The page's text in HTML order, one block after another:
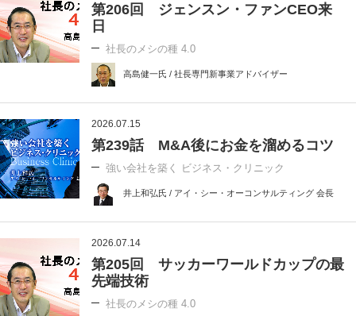
第206回 ジェンスン・ファンCEO来
日
社長のメシの種 4.0
高島健一氏 / 社長専門新事業アドバイザー
2026.07.15
第239話 M&A後にお金を溜めるコツ
強い会社を築く ビジネス・クリニック
井上和弘氏 / アイ・シー・オーコンサルティング 会長
2026.07.14
第205回 サッカーワールドカップの最
先端技術
社長のメシの種 4.0